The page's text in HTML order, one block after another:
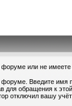
или не имеете
Введите имя
для обращения к
отключил вашу